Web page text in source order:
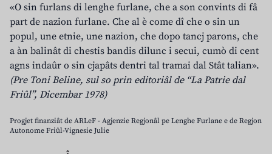
«O sin furlans di lenghe furlane, che a son convints di fâ
part de nazion furlane. Che al è come dî che o sin un
popul, une etnie, une nazion, che dopo tancj parons, che
a àn balinât di chestis bandis dilunc i secui, cumò di cent
agns indaûr o sin cjapâts dentri tal tramai dal Stât talian».
(Pre Toni Beline, sul so prin editoriâl de “La Patrie dal
Friûl”, Dicembar 1978)
Progjet finanziât de ARLeF - Agjenzie Regjonâl pe Lenghe Furlane e de Regjon
Autonome Friûl-Vignesie Julie